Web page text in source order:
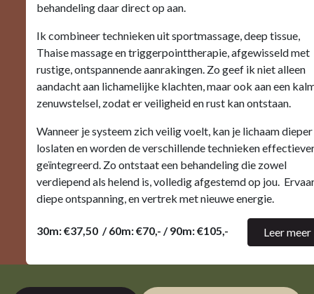
behandeling daar direct op aan.
Ik combineer technieken uit sportmassage, deep tissue,
Thaise massage en triggerpointtherapie, afgewisseld met
rustige, ontspannende aanrakingen. Zo geef ik niet alleen
aandacht aan lichamelijke klachten, maar ook aan een
zenuwstelsel, zodat er veiligheid en rust kan ontstaan.
Wanneer je systeem zich veilig voelt, kan je lichaam dieper
loslaten en worden de verschillende technieken
geïntegreerd. Zo ontstaat een behandeling die zowel
verdiepend als helend is, volledig afgestemd op jou.
diepe ontspanning, en vertrek met nieuwe energie.
30m: €37,50 / 60m: €70,- / 90m: €105,- Leer meer